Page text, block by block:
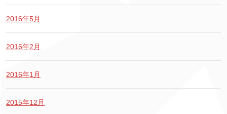
2016年5月
2016年2月
2016年1月
2015年12月